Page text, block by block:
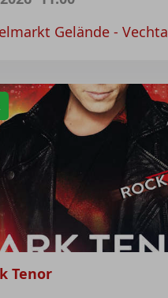
Gelände - Vechta
Tenor